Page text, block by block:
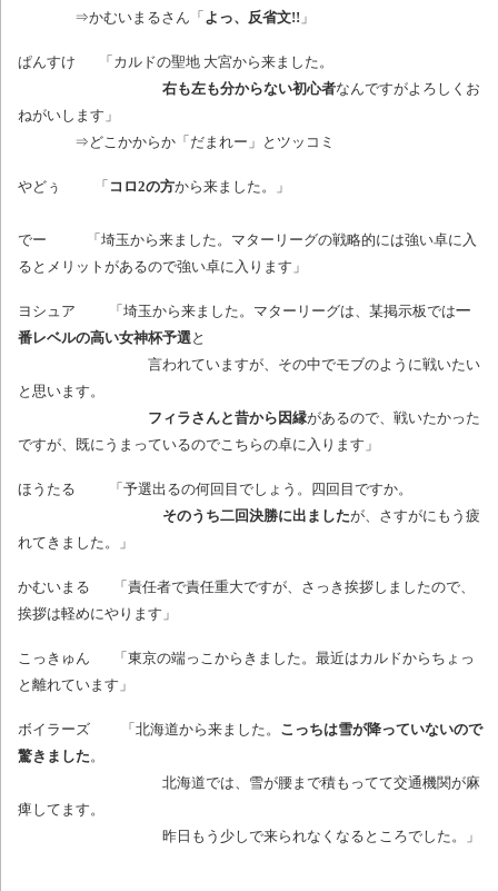
⇒かむいまるさん「 よっ、反省文!! 」
ぱんすけ 「カルドの聖地 大宮から来ました。
右も左も分からない初心者なんですがよろしくお
ねがいします」
⇒どこかからか「だまれー」とツッコミ
やどぅ 「 コロ2の方から来ました。」
でー 「埼玉から来ました。マターリーグの戦略的には強い卓に入
るとメリットがあるので強い卓に入ります」
ヨシュア 「埼玉から来ました。マターリーグは、某掲示板では一
番レベルの高い女神杯予選 と
言われていますが、その中でモブのように戦いたい
と思います。
フィラさんと昔から因縁があるので、戦いたかった
ですが、既にうまっているのでこちらの卓に入ります」
ほうたる 「予選出るの何回目でしょう。四回目ですか。
そのうち二回決勝に出ましたが、さすがにもう疲
れてきました。」
かむいまる 「責任者で責任重大ですが、さっき挨拶しましたので、
挨拶は軽めにやります」
こっきゅん 「東京の端っこからきました。最近はカルドからちょっ
と離れています」
ボイラーズ 「北海道から来ました。 こっちは雪が降っていないので
驚きました 。
北海道では、雪が腰まで積もってて交通機関が麻
痺してます。
昨日もう少しで来られなくなるところでした。」